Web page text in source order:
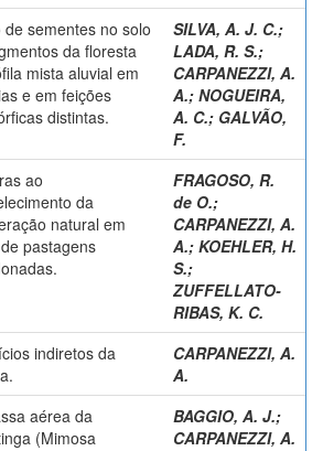
de sementes no solo
da floresta
mista aluvial em
e em feições
distintas.
SILVA, A. J. C.;
LADA, R. S.;
CARPANEZZI, A.
A.; NOGUEIRA,
A. C.; GALVÃO,
F.
ao
da
natural em
pastagens
FRAGOSO, R.
de O.;
CARPANEZZI, A.
A.; KOEHLER, H.
S.;
ZUFFELLATO-
RIBAS, K. C.
indiretos da
CARPANEZZI, A.
A.
aérea da
(Mimosa
BAGGIO, A. J.;
CARPANEZZI, A.